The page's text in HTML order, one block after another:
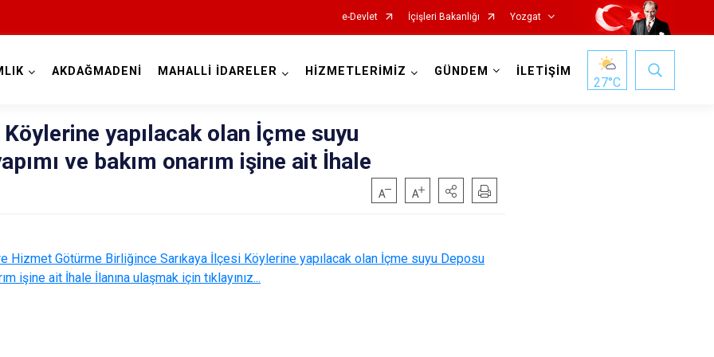
e-Devlet İçişleri Bakanlığı Yozgat
Gebze
Başiskele
AKDAĞMADENİ MAHALLİ İDARELER HİZMETLERİMİZ GÜNDEM İLETİŞİM
27°C
yapılacak olan İçme suyu
ve bakım onarım işine ait İhale
Hizmet Götürme Birliğince Sarıkaya İlçesi Köylerine yapılacak olan İçme suyu Deposu
işine ait İhale İlanına ulaşmak için tıklayınız...